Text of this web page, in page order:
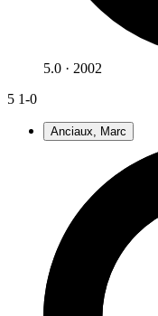
5.0 · 2002
5 1-0
Anciaux, Marc